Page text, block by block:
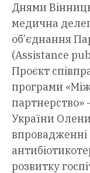
Днями
медична
об’єднання
(Assistance
Проєкт
програми
партнерство»
України
впровадженні
розвитку